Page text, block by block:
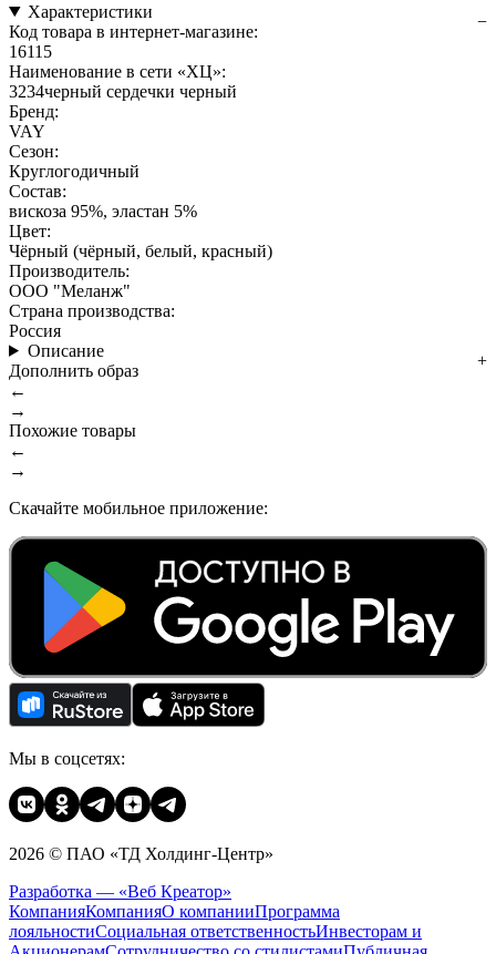
Характеристики
Код товара в интернет-магазине:
16115
Наименование в сети «ХЦ»:
3234черный сердечки черный
Бренд:
VAY
Сезон:
Круглогодичный
Состав:
вискоза 95%, эластан 5%
Цвет:
Чёрный (чёрный, белый, красный)
Производитель:
ООО "Меланж"
Страна производства:
Россия
Описание
Дополнить образ
←
→
Похожие товары
←
→
Скачайте мобильное приложение:
Мы в соцсетях:
2026 © ПАО «ТД Холдинг-Центр»
Разработка — «Веб Креатор»
КомпанияКомпанияО компанииПрограмма
лояльностиСоциальная ответственностьИнвесторам и